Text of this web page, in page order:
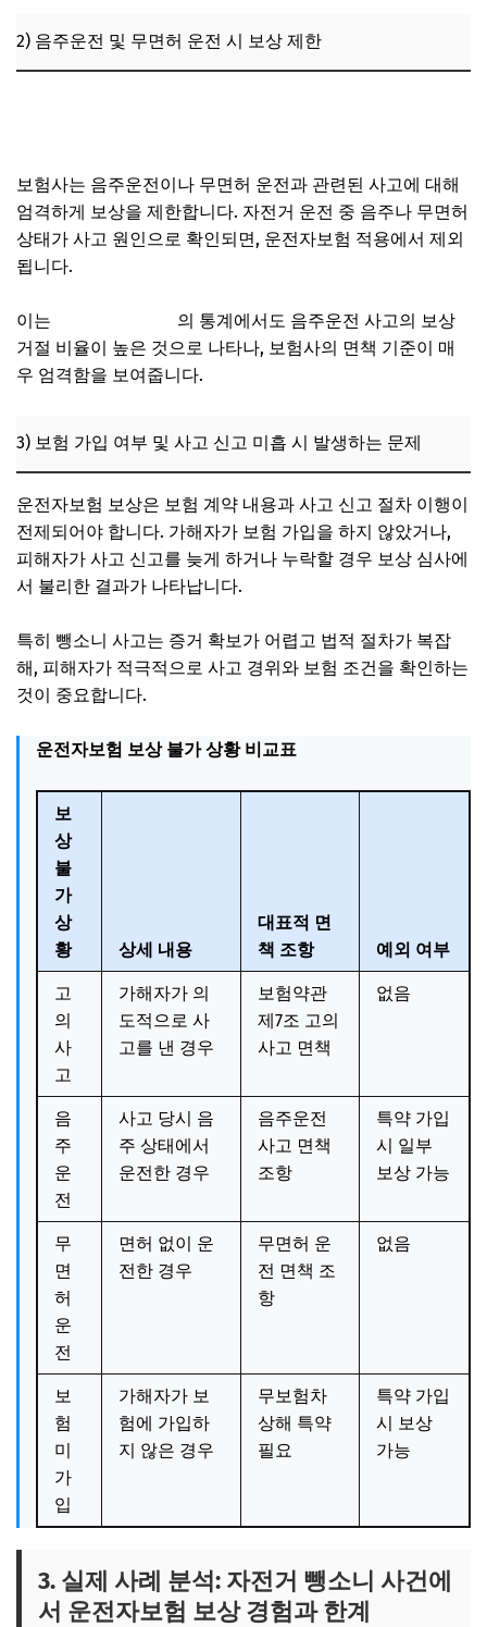
2) 음주운전 및 무면허 운전 시 보상 제한
보험사는 음주운전이나 무면허 운전과 관련된 사고에 대해
엄격하게 보상을 제한합니다. 자전거 운전 중 음주나 무면허
상태가 사고 원인으로 확인되면, 운전자보험 적용에서 제외
됩니다.
이는
의 통계에서도 음주운전 사고의 보상
거절 비율이 높은 것으로 나타나, 보험사의 면책 기준이 매
우 엄격함을 보여줍니다.
3) 보험 가입 여부 및 사고 신고 미흡 시 발생하는 문제
운전자보험 보상은 보험 계약 내용과 사고 신고 절차 이행이
전제되어야 합니다. 가해자가 보험 가입을 하지 않았거나,
피해자가 사고 신고를 늦게 하거나 누락할 경우 보상 심사에
서 불리한 결과가 나타납니다.
특히 뺑소니 사고는 증거 확보가 어렵고 법적 절차가 복잡
해, 피해자가 적극적으로 사고 경위와 보험 조건을 확인하는
것이 중요합니다.
운전자보험 보상 불가 상황 비교표
보
상
불
가
상
황
상세 내용
대표적 면
책 조항
예외 여부
고
의
사
고
가해자가 의
도적으로 사
고를 낸 경우
보험약관
제7조 고의
사고 면책
없음
음
주
운
전
사고 당시 음
주 상태에서
운전한 경우
음주운전
사고 면책
조항
특약 가입
시 일부
보상 가능
무
면
허
운
전
면허 없이 운
전한 경우
무면허 운
전 면책 조
항
없음
보
험
미
가
입
가해자가 보
험에 가입하
지 않은 경우
무보험차
상해 특약
필요
특약 가입
시 보상
가능
3. 실제 사례 분석: 자전거 뺑소니 사건에
서 운전자보험 보상 경험과 한계